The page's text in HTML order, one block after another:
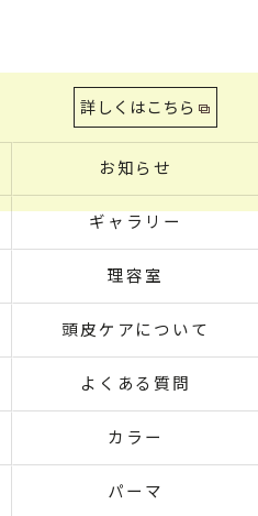
詳しくはこちら
お知らせ
ギャラリー
理容室
頭皮ケアについて
よくある質問
カラー
パーマ